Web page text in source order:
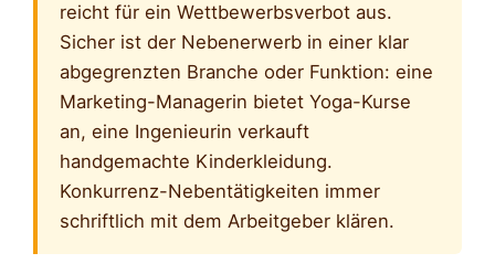
reicht für ein Wettbewerbsverbot aus.
Sicher ist der Nebenerwerb in einer klar
abgegrenzten Branche oder Funktion: eine
Marketing-Managerin bietet Yoga-Kurse
an, eine Ingenieurin verkauft
handgemachte Kinderkleidung.
Konkurrenz-Nebentätigkeiten immer
schriftlich mit dem Arbeitgeber klären.